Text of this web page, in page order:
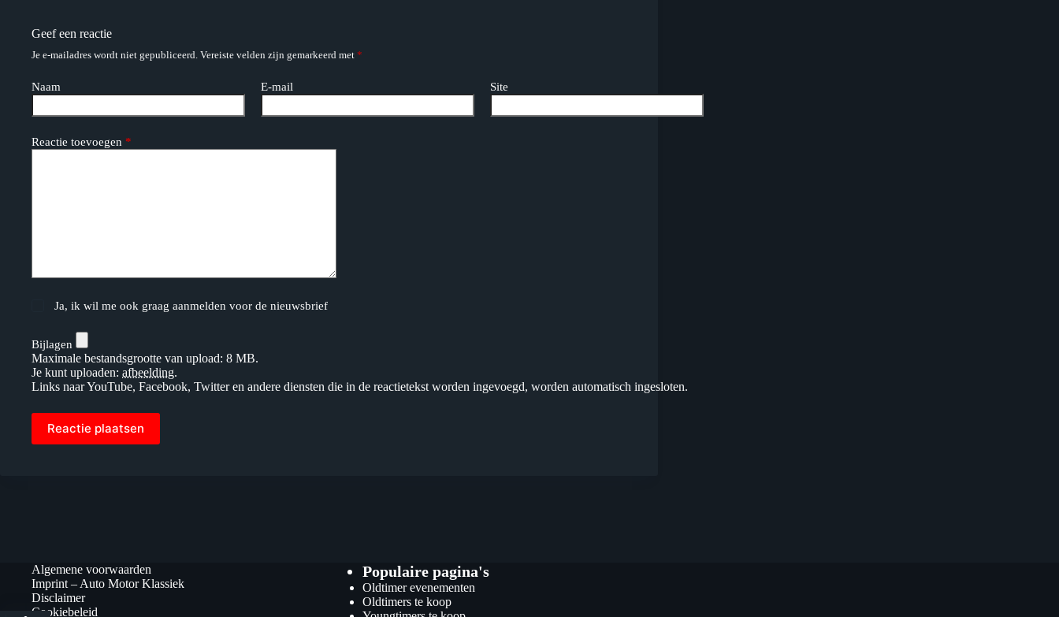
Geef een reactie
Je e-mailadres wordt niet gepubliceerd. Vereiste velden zijn gemarkeerd met *
Naam E-mail Site
Reactie toevoegen *
Ja, ik wil me ook graag aanmelden voor de nieuwsbrief
Bijlagen
Maximale bestandsgrootte van upload: 8 MB.
Je kunt uploaden: afbeelding.
Links naar YouTube, Facebook, Twitter en andere diensten die in de reactietekst worden ingevoegd, worden automatisch ingesloten.
Reactie plaatsen
Algemene voorwaarden
Imprint – Auto Motor Klassiek
Disclaimer
Cookiebeleid
Populaire pagina's
Oldtimer evenementen
Oldtimers te koop